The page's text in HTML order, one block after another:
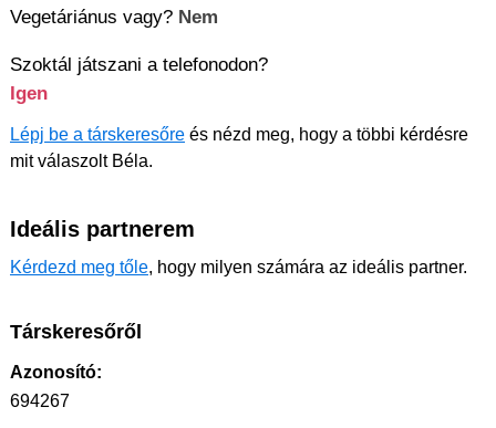
Vegetáriánus vagy? Nem
Szoktál játszani a telefonodon?
Igen
Lépj be a társkeresőre és nézd meg, hogy a többi kérdésre
mit válaszolt Béla.
Ideális partnerem
Kérdezd meg tőle, hogy milyen számára az ideális partner.
Társkeresőről
Azonosító:
694267